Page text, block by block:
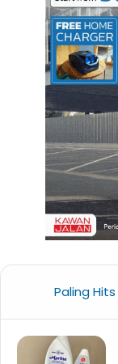
Paling Hits